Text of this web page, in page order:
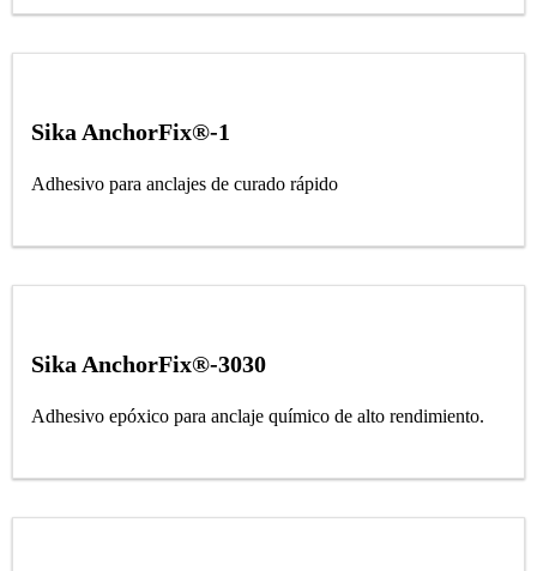
Sika AnchorFix®-1
Adhesivo para anclajes de curado rápido
Sika AnchorFix®-3030
Adhesivo epóxico para anclaje químico de alto rendimiento.